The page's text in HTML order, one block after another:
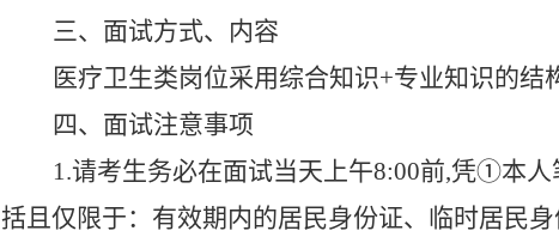
三、面试方式、内容
医疗卫生类岗位采用综合知识+专业知识的结
四、面试注意事项
1.请考生务必在面试当天上午8:00前,凭①本
括且仅限于：有效期内的居民身份证、临时居民